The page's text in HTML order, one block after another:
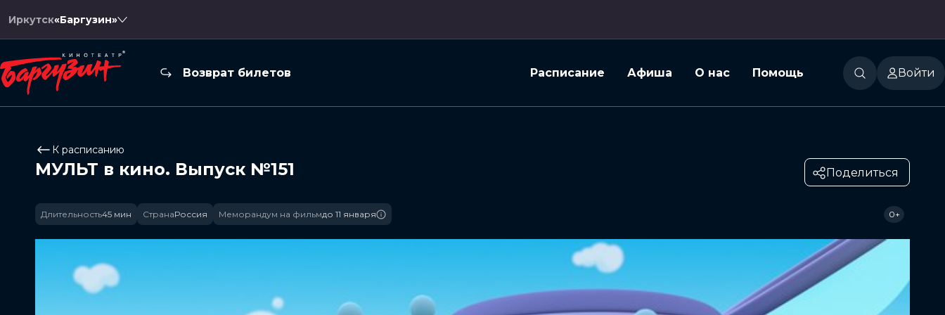
Иркутск«Баргузин»
Возврат билетов Расписание Афиша О нас Помощь Войти
К расписанию
МУЛЬТ в кино. Выпуск №151 Поделиться
Длительность45 мин СтранаРоссия Меморандум на фильмдо 11 января 0+